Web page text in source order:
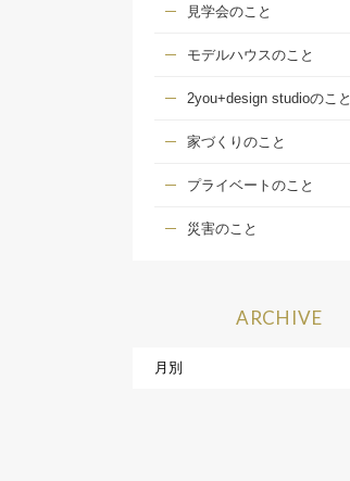
見学会のこと
モデルハウスのこと
2you+design studioのこと
家づくりのこと
プライベートのこと
災害のこと
ARCHIVE